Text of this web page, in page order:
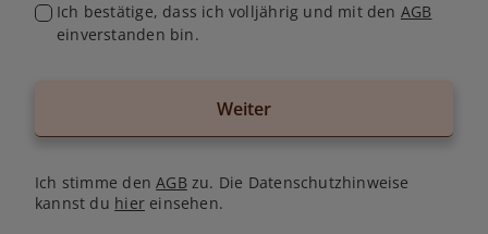
Ich bestätige, dass ich volljährig und mit den AGB
einverstanden bin.
Weiter
Ich stimme denAGB zu. Die Datenschutzhinweise
kannst du hiereinsehen.